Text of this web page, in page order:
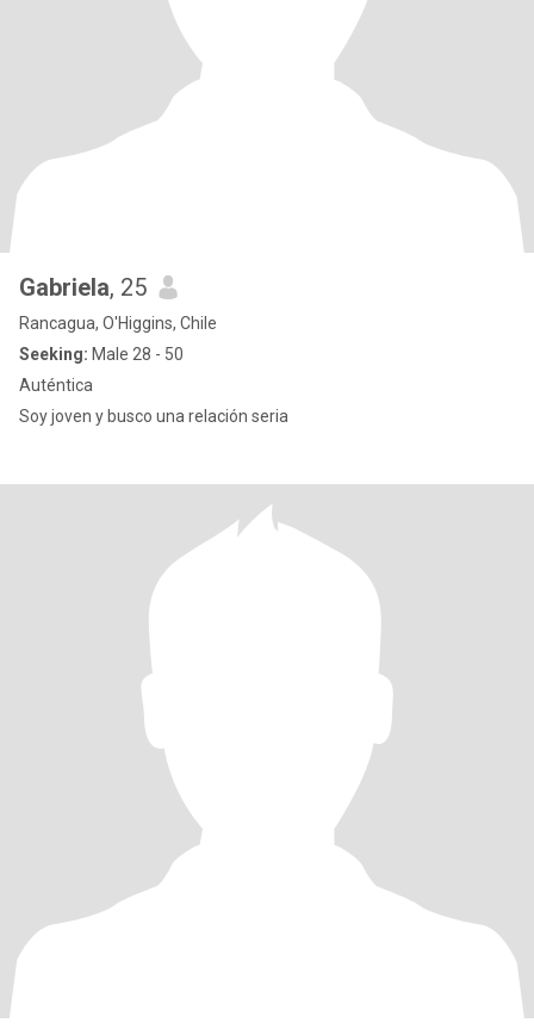
Gabriela, 25
Rancagua, O'Higgins, Chile
Seeking: Male 28 - 50
Auténtica
Soy joven y busco una relación seria